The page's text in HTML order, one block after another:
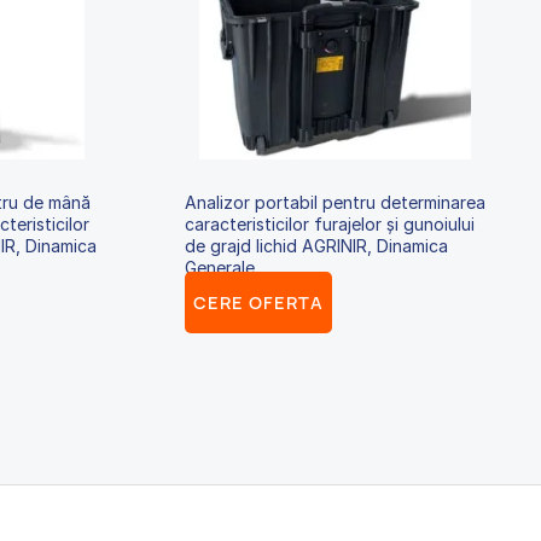
de mână
Dinamica
Analizor portabil pentru determinarea
caracteristicilor furajelor și gunoiului
de grajd lichid AGRINIR, Dinamica
Generale
CERE OFERTA